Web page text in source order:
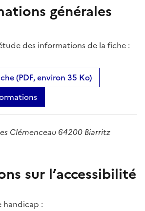
générales
des informations de la fiche :
(PDF, environ 35 Ko)
Clémenceau 64200 Biarritz
sur l’accessibilité
handicap :